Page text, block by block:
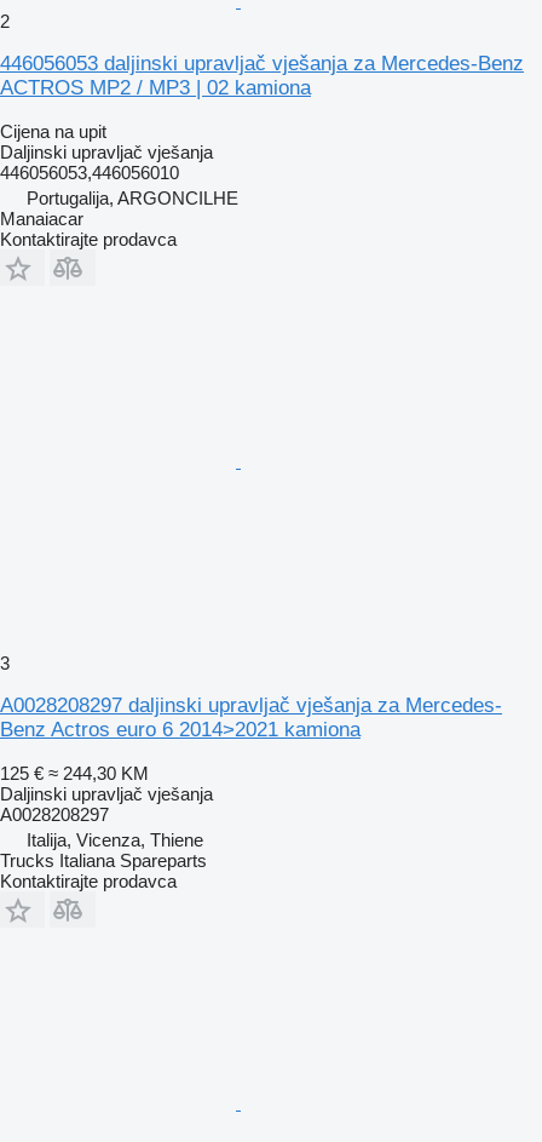
2
446056053 daljinski upravljač vješanja za Mercedes-Benz
ACTROS MP2 / MP3 | 02 kamiona
Cijena na upit
Daljinski upravljač vješanja
446056053,446056010
Portugalija, ARGONCILHE
Manaiacar
Kontaktirajte prodavca
3
A0028208297 daljinski upravljač vješanja za Mercedes-
Benz Actros euro 6 2014>2021 kamiona
125 € ≈ 244,30 KM
Daljinski upravljač vješanja
A0028208297
Italija, Vicenza, Thiene
Trucks Italiana Spareparts
Kontaktirajte prodavca